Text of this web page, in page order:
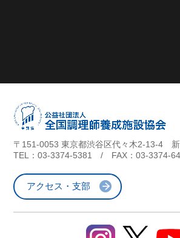
〒151-0053 東京都渋谷区代々木2-13-4
TEL：03-3374-5381 / FAX：03-3374-
アクセス・支部